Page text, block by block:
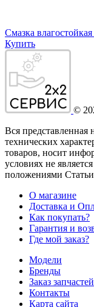
Смазка
Купить
©
Вся представленная
технических
товаров, носит
условиях не
положениями
О магазине
Доставка и
Как покупать?
Гарантия и
Где мой заказ?
Модели
Бренды
Заказ запчастей
Контакты
Карта сайта